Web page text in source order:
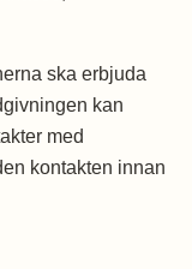
ska erbjuda
kan
med
kontakten innan